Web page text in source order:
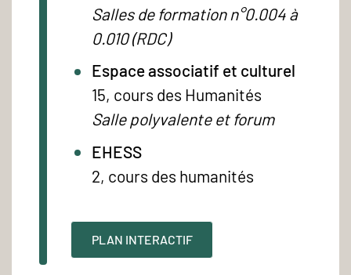
Salles de formation n°0.004 à
0.010 (RDC)
Espace associatif et culturel
15, cours des Humanités
Salle polyvalente et forum
EHESS
2, cours des humanités
PLAN INTERACTIF